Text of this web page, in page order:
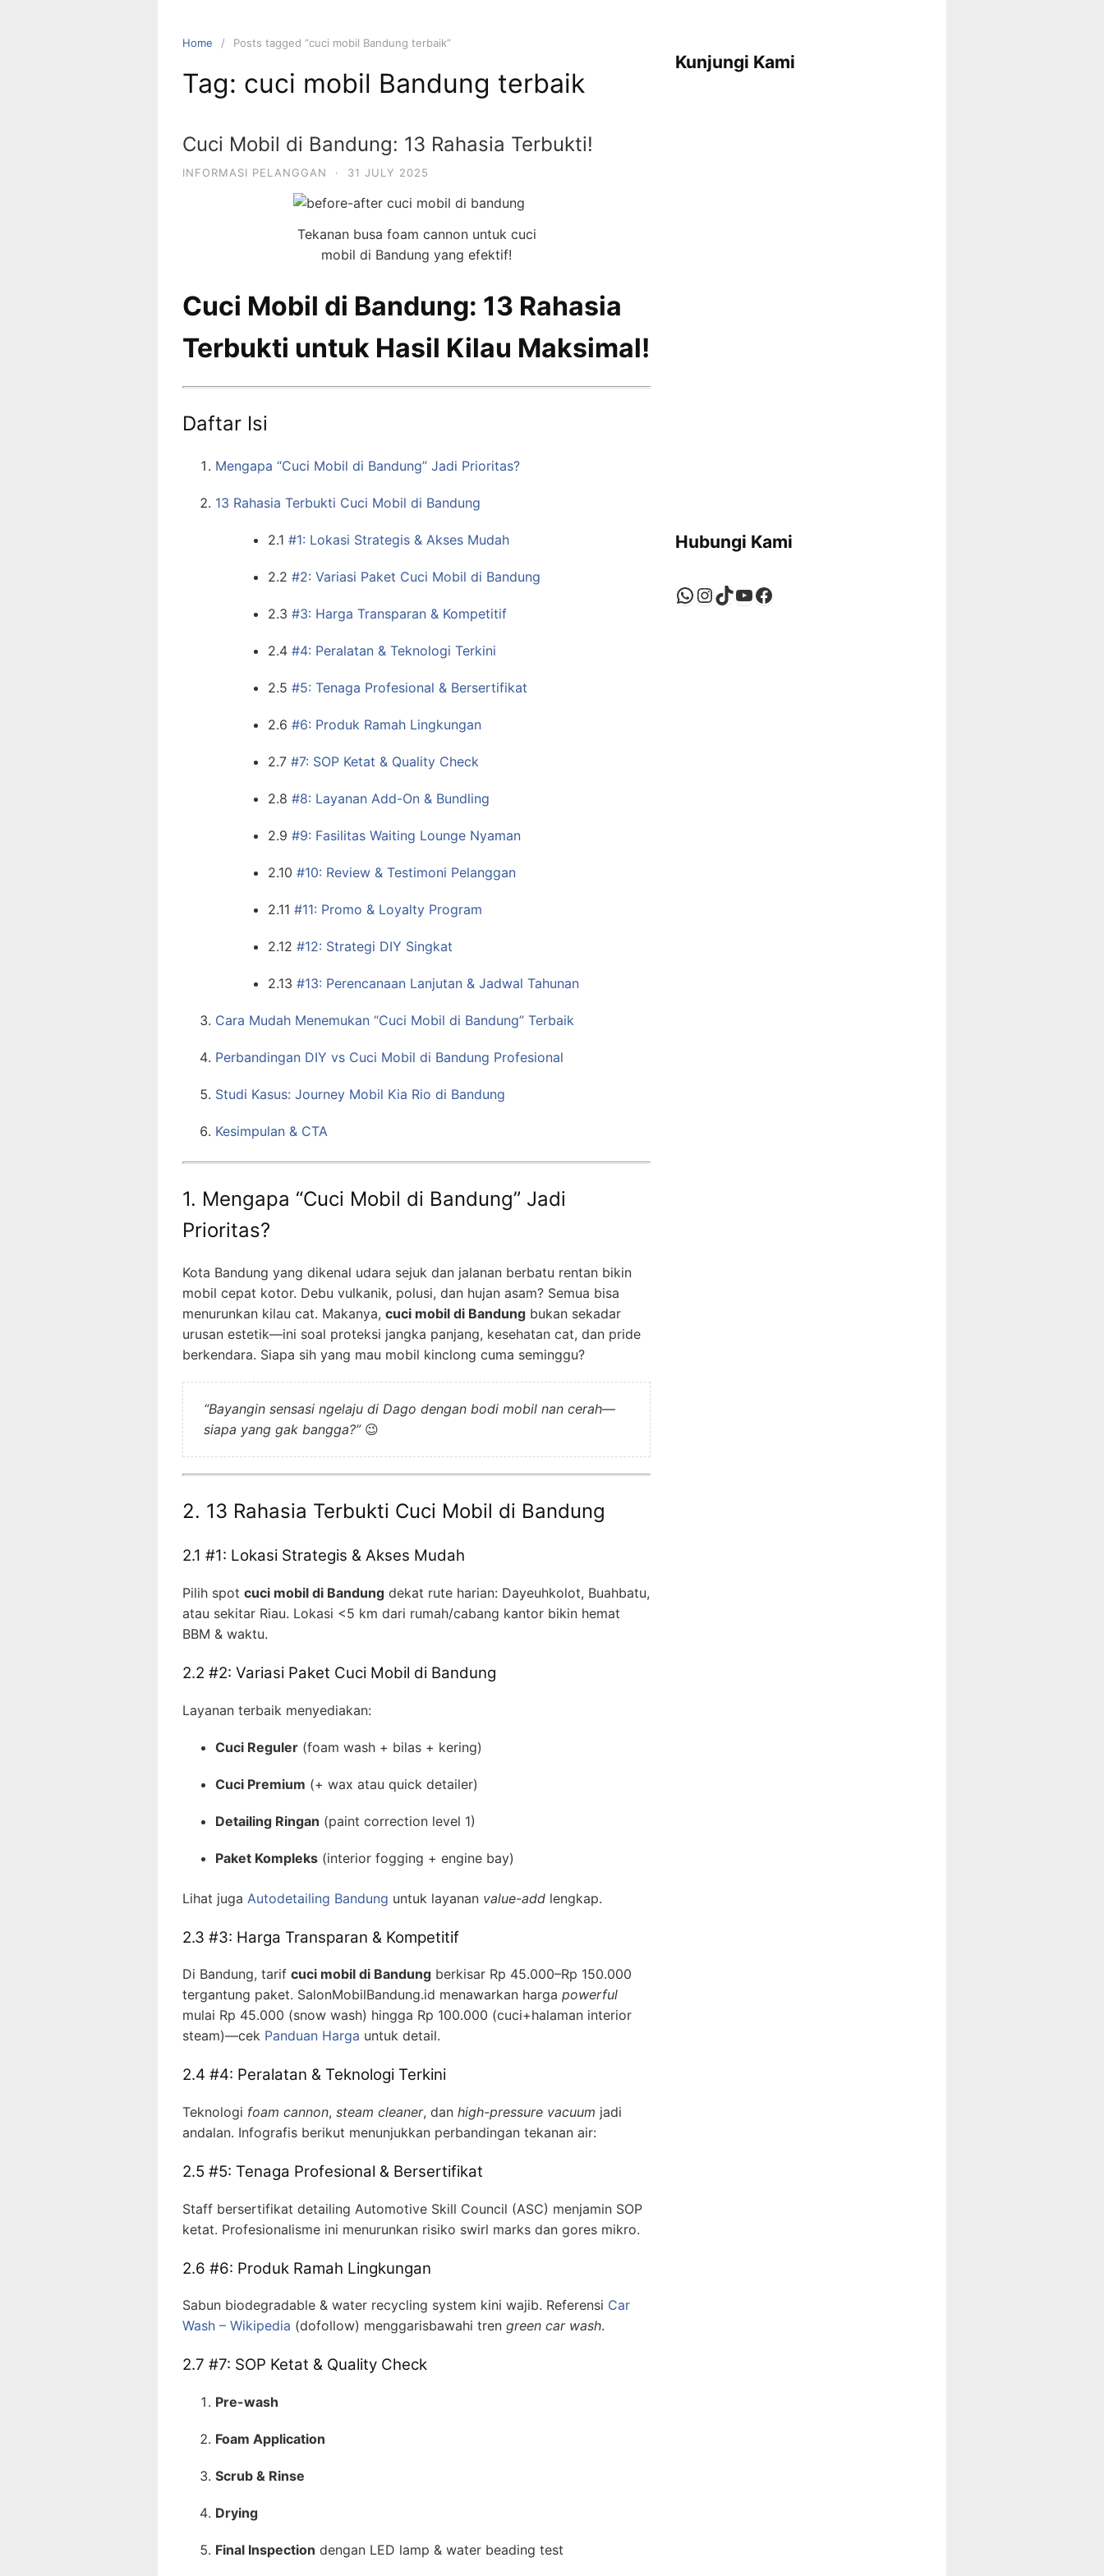
Home Posts tagged “cuci mobil Bandung terbaik”
Tag: cuci mobil Bandung terbaik
Cuci Mobil di Bandung: 13 Rahasia Terbukti!
INFORMASI PELANGGAN · 31 JULY 2025
Tekanan busa foam cannon untuk cuci
mobil di Bandung yang efektif!
Cuci Mobil di Bandung: 13 Rahasia
Terbukti untuk Hasil Kilau Maksimal!
Daftar Isi
Mengapa “Cuci Mobil di Bandung” Jadi Prioritas?
13 Rahasia Terbukti Cuci Mobil di Bandung
2.1 #1: Lokasi Strategis & Akses Mudah
2.2 #2: Variasi Paket Cuci Mobil di Bandung
2.3 #3: Harga Transparan & Kompetitif
2.4 #4: Peralatan & Teknologi Terkini
2.5 #5: Tenaga Profesional & Bersertifikat
2.6 #6: Produk Ramah Lingkungan
2.7 #7: SOP Ketat & Quality Check
2.8 #8: Layanan Add-On & Bundling
2.9 #9: Fasilitas Waiting Lounge Nyaman
2.10 #10: Review & Testimoni Pelanggan
2.11 #11: Promo & Loyalty Program
2.12 #12: Strategi DIY Singkat
2.13 #13: Perencanaan Lanjutan & Jadwal Tahunan
Cara Mudah Menemukan “Cuci Mobil di Bandung” Terbaik
Perbandingan DIY vs Cuci Mobil di Bandung Profesional
Studi Kasus: Journey Mobil Kia Rio di Bandung
Kesimpulan & CTA
1. Mengapa “Cuci Mobil di Bandung” Jadi
Prioritas?
Kota Bandung yang dikenal udara sejuk dan jalanan berbatu rentan bikin
mobil cepat kotor. Debu vulkanik, polusi, dan hujan asam? Semua bisa
menurunkan kilau cat. Makanya, cuci mobil di Bandung bukan sekadar
urusan estetik—ini soal proteksi jangka panjang, kesehatan cat, dan pride
berkendara. Siapa sih yang mau mobil kinclong cuma seminggu?
“Bayangin sensasi ngelaju di Dago dengan bodi mobil nan cerah—
siapa yang gak bangga?”😉
2. 13 Rahasia Terbukti Cuci Mobil di Bandung
2.1 #1: Lokasi Strategis & Akses Mudah
Pilih spot cuci mobil di Bandung dekat rute harian: Dayeuhkolot, Buahbatu,
atau sekitar Riau. Lokasi <5 km dari rumah/cabang kantor bikin hemat
BBM & waktu.
2.2 #2: Variasi Paket Cuci Mobil di Bandung
Layanan terbaik menyediakan:
Cuci Reguler (foam wash + bilas + kering)
Cuci Premium (+ wax atau quick detailer)
Detailing Ringan (paint correction level 1)
Paket Kompleks (interior fogging + engine bay)
Lihat juga Autodetailing Bandung untuk layanan value-add lengkap.
2.3 #3: Harga Transparan & Kompetitif
Di Bandung, tarif cuci mobil di Bandung berkisar Rp 45.000–Rp 150.000
tergantung paket. SalonMobilBandung.id menawarkan harga powerful
mulai Rp 45.000 (snow wash) hingga Rp 100.000 (cuci+halaman interior
steam)—cek Panduan Harga untuk detail.
2.4 #4: Peralatan & Teknologi Terkini
Teknologi foam cannon, steam cleaner, dan high-pressure vacuum jadi
andalan. Infografis berikut menunjukkan perbandingan tekanan air:
2.5 #5: Tenaga Profesional & Bersertifikat
Staff bersertifikat detailing Automotive Skill Council (ASC) menjamin SOP
ketat. Profesionalisme ini menurunkan risiko swirl marks dan gores mikro.
2.6 #6: Produk Ramah Lingkungan
Sabun biodegradable & water recycling system kini wajib. Referensi Car
Wash – Wikipedia (dofollow) menggarisbawahi tren green car wash.
2.7 #7: SOP Ketat & Quality Check
Pre-wash
Foam Application
Scrub & Rinse
Drying
Final Inspection dengan LED lamp & water beading test
Kunjungi Kami
Hubungi Kami
WhatsApp
Instagram
TikTok
YouTube
Facebook